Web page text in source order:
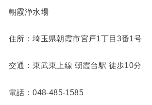
朝霞浄水場
住所：埼玉県朝霞市宮戸1丁目3番1号
交通：東武東上線 朝霞台駅 徒歩10分
電話：048-485-1585